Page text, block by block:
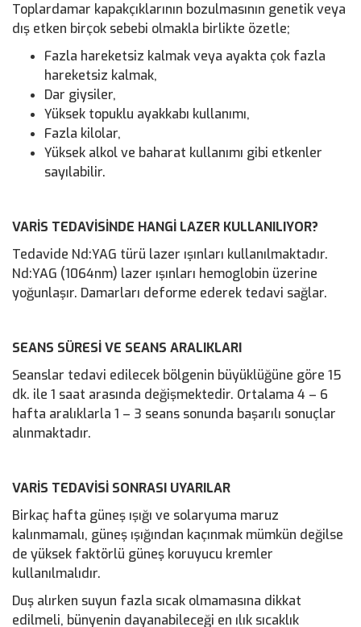
Toplardamar kapakçıklarının bozulmasının genetik veya
dış etken birçok sebebi olmakla birlikte özetle;
Fazla hareketsiz kalmak veya ayakta çok fazla
hareketsiz kalmak,
Dar giysiler,
Yüksek topuklu ayakkabı kullanımı,
Fazla kilolar,
Yüksek alkol ve baharat kullanımı gibi etkenler
sayılabilir.
VARİS TEDAVİSİNDE HANGİ LAZER KULLANILIYOR?
Tedavide Nd:YAG türü lazer ışınları kullanılmaktadır.
Nd:YAG (1064nm) lazer ışınları hemoglobin üzerine
yoğunlaşır. Damarları deforme ederek tedavi sağlar.
SEANS SÜRESİ VE SEANS ARALIKLARI
Seanslar tedavi edilecek bölgenin büyüklüğüne göre 15
dk. ile 1 saat arasında değişmektedir. Ortalama 4 – 6
hafta aralıklarla 1 – 3 seans sonunda başarılı sonuçlar
alınmaktadır.
VARİS TEDAVİSİ SONRASI UYARILAR
Birkaç hafta güneş ışığı ve solaryuma maruz
kalınmamalı, güneş ışığından kaçınmak mümkün değilse
de yüksek faktörlü güneş koruyucu kremler
kullanılmalıdır.
Duş alırken suyun fazla sıcak olmamasına dikkat
edilmeli, bünyenin dayanabileceği en ılık sıcaklık